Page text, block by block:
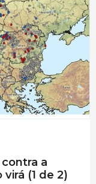
a
(1 de 2)